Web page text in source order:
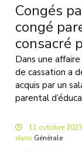
Congés
congé
consacré
Dans une
de cassation a
acquis par un
parental
11 octobre 2023
dans Générale